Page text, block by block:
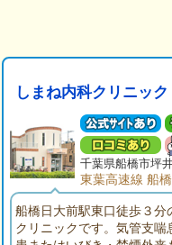
しまね内科クリニック
千葉県船橋市坪
東葉高速線 船
船橋日大前駅東口徒歩３
クリニックです。気管支